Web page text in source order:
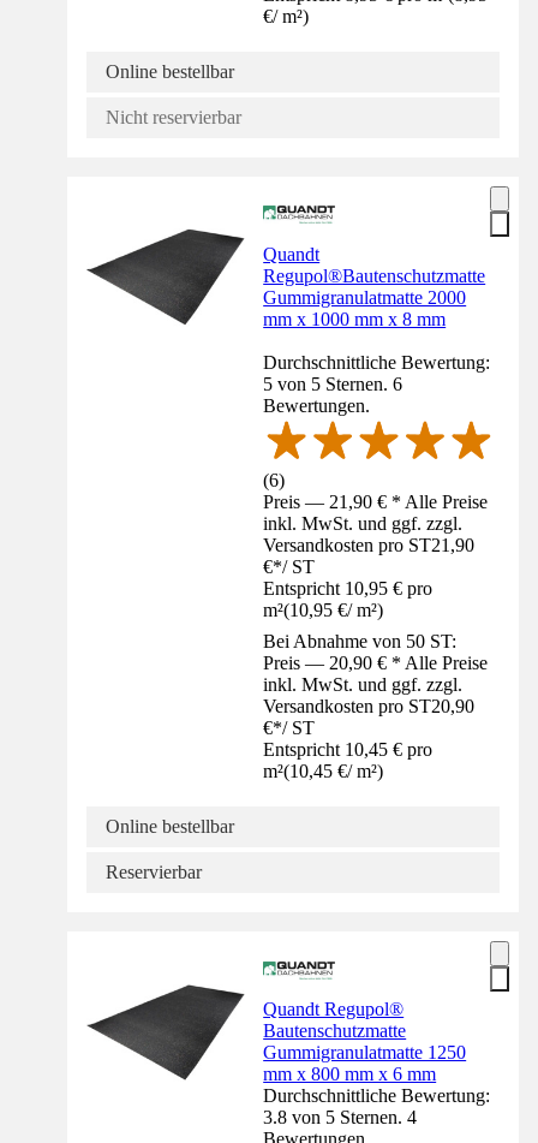
€/ m²)
Online bestellbar
Nicht reservierbar
Quandt
Regupol®Bautenschutzmatte
Gummigranulatmatte 2000
mm x 1000 mm x 8 mm
Durchschnittliche Bewertung:
5 von 5 Sternen. 6
Bewertungen.
(6)
Preis — 21,90 € * Alle Preise
inkl. MwSt. und ggf. zzgl.
Versandkosten pro ST21,90
€*/ ST
Entspricht 10,95 € pro
m²(10,95 €/ m²)
Bei Abnahme von 50 ST:
Preis — 20,90 € * Alle Preise
inkl. MwSt. und ggf. zzgl.
Versandkosten pro ST20,90
€*/ ST
Entspricht 10,45 € pro
m²(10,45 €/ m²)
Online bestellbar
Reservierbar
Quandt Regupol®
Bautenschutzmatte
Gummigranulatmatte 1250
mm x 800 mm x 6 mm
Durchschnittliche Bewertung:
3.8 von 5 Sternen. 4